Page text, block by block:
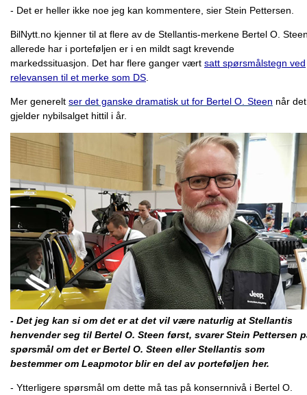
- Det er heller ikke noe jeg kan kommentere, sier Stein Pettersen.
BilNytt.no kjenner til at flere av de Stellantis-merkene Bertel O.
allerede har i porteføljen er i en mildt sagt krevende
markedssituasjon. Det har flere ganger vært satt spørsmålstegn ved
relevansen til et merke som DS
Mer generelt ser det ganske dramatisk ut for Bertel O. Steen når det
gjelder nybilsalget hittil i år.
- Det jeg kan si om det er at det vil være naturlig at Stellantis
henvender seg til Bertel O. Steen først, svarer Stein Pettersen
spørsmål om det erBertel O. Steen eller Stellantis som
bestemmer om Leapmotor blir en del av porteføljen her.
- Ytterligere spørsmål om dette må tas på konsernnivå i Bertel O.